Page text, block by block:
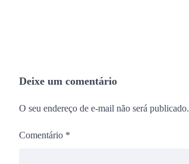
Deixe um comentário
O seu endereço de e-mail não será publicado.
Comentário *